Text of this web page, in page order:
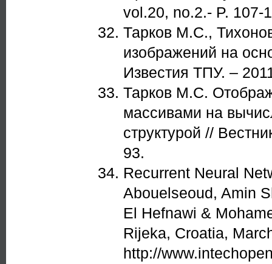
vol.20, no.2.- P. 107-
Тарков М.С.,
изображений на
Известия ТПУ. –
Тарков М.С.
массивами на
структурой //
93.
Recurrent Neural
Abouelseoud, Amin
El Hefnawi &
Rijeka, Croatia,
http://